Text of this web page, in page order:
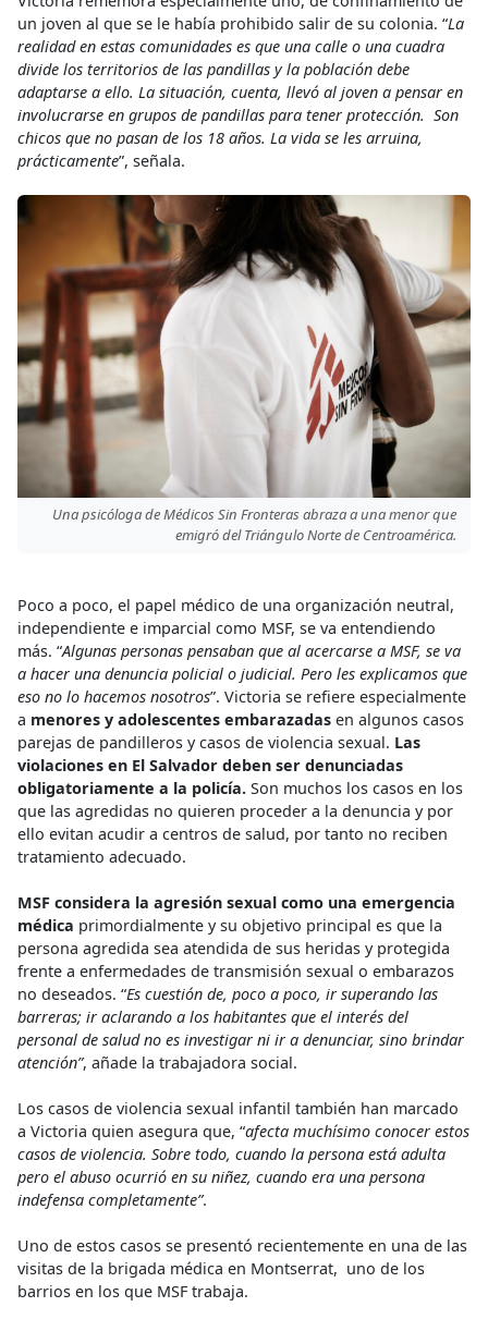
un joven al que se le había prohibido salir de su colonia. “La
realidad en estas comunidades es que una calle o una cuadra
divide los territorios de las pandillas y la población debe
adaptarse a ello. La situación, cuenta, llevó al joven a pensar en
involucrarse en grupos de pandillas para tener protección. Son
chicos que no pasan de los 18 años. La vida se les arruina,
prácticamente”, señala.
Una psicóloga de Médicos Sin Fronteras abraza a una menor que
emigró del Triángulo Norte de Centroamérica.
Poco a poco, el papel médico de una organización neutral,
independiente e imparcial como MSF, se va entendiendo
más. “Algunas personas pensaban que al acercarse a MSF, se va
a hacer una denuncia policial o judicial. Pero les explicamos que
eso no lo hacemos nosotros”. Victoria se refiere especialmente
a menores y adolescentes embarazadas en algunos casos
parejas de pandilleros y casos de violencia sexual. Las
violaciones en El Salvador deben ser denunciadas
obligatoriamente a la policía. Son muchos los casos en los
que las agredidas no quieren proceder a la denuncia y por
ello evitan acudir a centros de salud, por tanto no reciben
tratamiento adecuado.
MSF considera la agresión sexual como una emergencia
médica primordialmente y su objetivo principal es que la
persona agredida sea atendida de sus heridas y protegida
frente a enfermedades de transmisión sexual o embarazos
no deseados. “Es cuestión de, poco a poco, ir superando las
barreras; ir aclarando a los habitantes que el interés del
personal de salud no es investigar ni ir a denunciar, sino brindar
atención”, añade la trabajadora social.
Los casos de violencia sexual infantil también han marcado
a Victoria quien asegura que, “afecta muchísimo conocer estos
casos de violencia. Sobre todo, cuando la persona está adulta
pero el abuso ocurrió en su niñez, cuando era una persona
indefensa completamente”.
Uno de estos casos se presentó recientemente en una de las
visitas de la brigada médica en Montserrat, uno de los
barrios en los que MSF trabaja.